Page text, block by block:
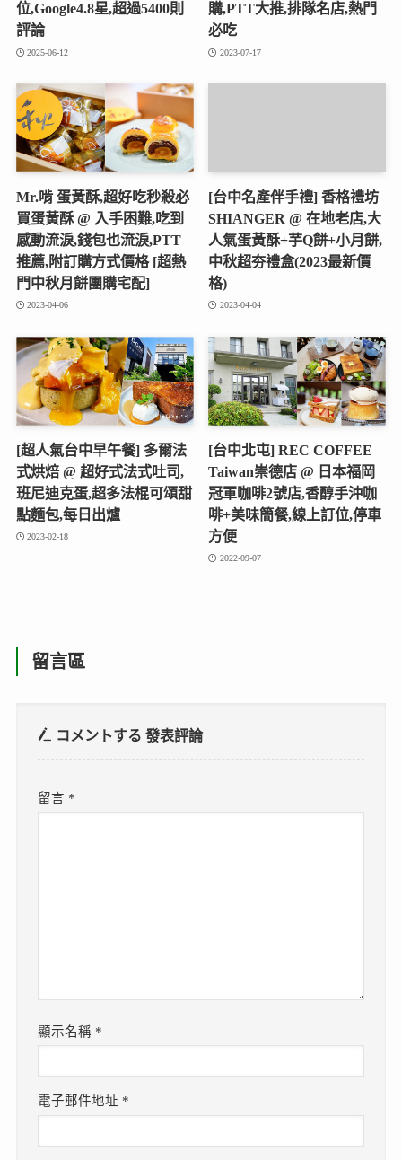
位,Google4.8星,超過5400則
評論
2025-06-12
購,PTT大推,排隊名店,熱門
必吃
2023-07-17
Mr.啃 蛋黃酥,超好吃秒殺必
買蛋黃酥 @ 入手困難,吃到
感動流淚,錢包也流淚,PTT
推薦,附訂購方式價格 [超熱
門中秋月餅團購宅配]
2023-04-06
[台中名產伴手禮] 香格禮坊
SHIANGER @ 在地老店,大
人氣蛋黃酥+芋Q餅+小月餅,
中秋超夯禮盒(2023最新價
格)
2023-04-04
[超人氣台中早午餐] 多爾法
式烘焙 @ 超好式法式吐司,
班尼迪克蛋,超多法棍可頌甜
點麵包,每日出爐
2023-02-18
[台中北屯] REC COFFEE
Taiwan崇德店 @ 日本福岡
冠軍咖啡2號店,香醇手沖咖
啡+美味簡餐,線上訂位,停車
方便
2022-09-07
留言區
コメントする發表評論
留言 *
顯示名稱 *
電子郵件地址 *